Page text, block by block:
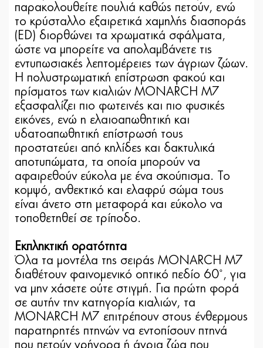
παρακολουθείτε πουλιά καθώς πετούν, ενώ
το κρύσταλλο εξαιρετικά χαμηλής διασποράς
(ED) διορθώνει τα χρωματικά σφάλματα,
ώστε να μπορείτε να απολαμβάνετε τις
εντυπωσιακές λεπτομέρειες των άγριων ζώων.
Η πολυστρωματική επίστρωση φακού και
πρίσματος των κιαλιών MONARCH M7
εξασφαλίζει πιο φωτεινές και πιο φυσικές
εικόνες, ενώ η ελαιοαπωθητική και
υδατοαπωθητική επίστρωσή τους
προστατεύει από κηλίδες και δακτυλικά
αποτυπώματα, τα οποία μπορούν να
αφαιρεθούν εύκολα με ένα σκούπισμα. Το
κομψό, ανθεκτικό και ελαφρύ σώμα τους
είναι άνετο στη μεταφορά και εύκολο να
τοποθετηθεί σε τρίποδο.
Εκπληκτική ορατότητα
Όλα τα μοντέλα της σειράς MONARCH M7
διαθέτουν φαινομενικό οπτικό πεδίο 60˚, για
να μην χάσετε ούτε στιγμή. Για πρώτη φορά
σε αυτήν την κατηγορία κιαλιών, τα
MONARCH M7 επιτρέπουν στους ένθερμους
παρατηρητές πτηνών να εντοπίσουν πτηνά
που πετούν γρήγορα ή άγρια ζώα που